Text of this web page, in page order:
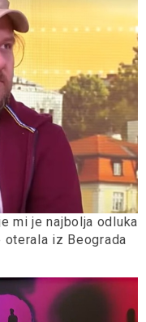
mi je najbolja odluka
iz Beograda